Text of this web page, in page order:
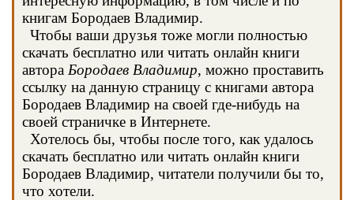
книгам Бородаев Владимир.
Чтобы ваши друзья тоже могли полностью
скачать бесплатно или читать онлайн книги
автора Бородаев Владимир, можно проставить
ссылку на данную страницу с книгами автора
Бородаев Владимир на своей где-нибудь на
своей страничке в Интернете.
Хотелось бы, чтобы после того, как удалось
скачать бесплатно или читать онлайн книги
Бородаев Владимир, читатели получили бы то,
что хотели.